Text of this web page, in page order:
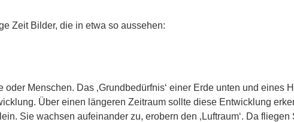
Zeit Bilder, die in etwa so aussehen:
Menschen. Das ‚Grundbedürfnis‘ einer Erde unten und eines
Über einen längeren Zeitraum sollte diese Entwicklung
Sie wachsen aufeinander zu, erobern den ‚Luftraum‘. Da